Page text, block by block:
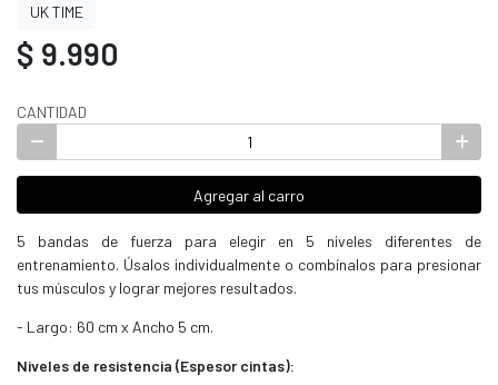
UK TIME
$ 9.990
CANTIDAD
Agregar al carro
5 bandas de fuerza para elegir en 5 niveles diferentes de
entrenamiento. Úsalos individualmente o combínalos para presionar
tus músculos y lograr mejores resultados.
- Largo: 60 cm x Ancho 5 cm.
Niveles de resistencia (Espesor cintas):